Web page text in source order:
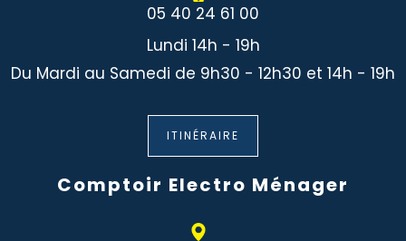
05 40 24 61 00
Lundi 14h - 19h
Du Mardi au Samedi de 9h30 - 12h30 et 14h - 19h
ITINÉRAIRE
Comptoir Electro Ménager